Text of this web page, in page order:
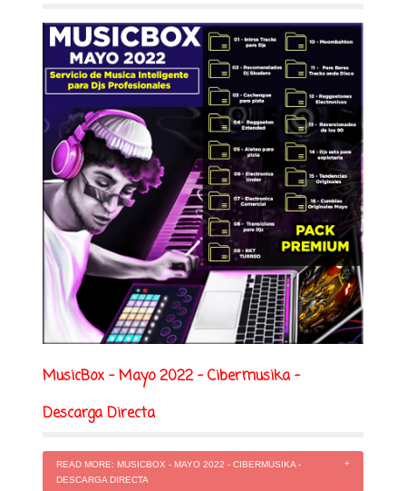
MusicBox - Mayo 2022 - Cibermusika -
Descarga Directa
READ MORE: MUSICBOX - MAYO 2022 - CIBERMUSIKA -
DESCARGA DIRECTA